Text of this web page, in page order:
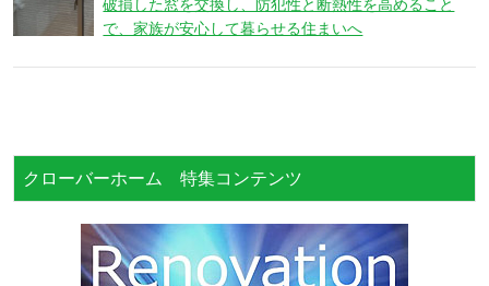
破損した窓を交換し、防犯性と断熱性を高めること
で、家族が安心して暮らせる住まいへ
クローバーホーム 特集コンテンツ